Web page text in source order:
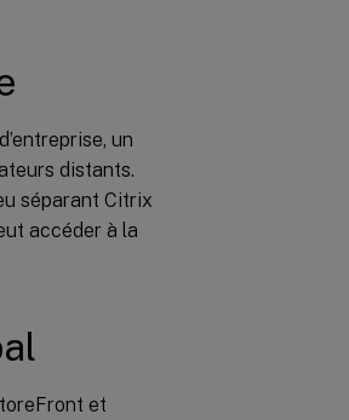
un
distants.
séparant Citrix
accéder à la
et